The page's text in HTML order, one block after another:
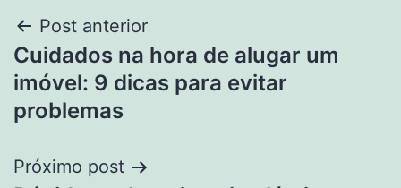
Navegação
de
Post
Post anterior
Cuidados na hora de alugar um
imóvel: 9 dicas para evitar
problemas
Próximo post